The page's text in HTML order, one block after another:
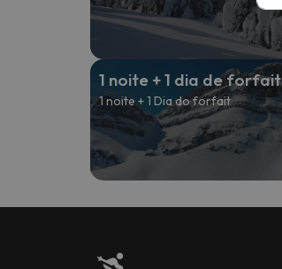
1 noite + 1 dia de forfait
1 noite + 1 Dia do forfait